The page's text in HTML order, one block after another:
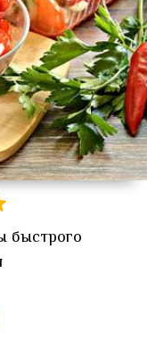
быстрого